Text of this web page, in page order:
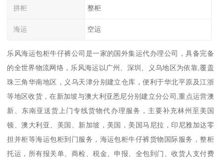
拼柜 整柜
海运 空运
乐风海运包柜牛仔裤公司是一家的国外集运代办理公司，具备完备
的全世界物流网络，乐风海运以广州、深圳、义乌地区为依靠,覆盖
珠三角华南地区，义乌天津分别建立仓库，便利于华北平原及江浙
等地区收货，在新加坡与澳大利亚悉尼分别建立分公司,重点运营澳
新、东南亚送货上门专线货物代办理服务，主要补充林州至美国
顿、澳大利亚、美国、新加坡，美国，美国马尼拉，印尼雅加达零
担并柜等海运包柜到门服务，海运包柜牛仔裤货物国际服务，整柜
托运，所有报关单、商检、税金、申报、全包到门、收货人支付费